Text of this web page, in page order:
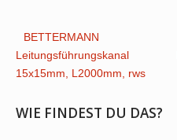
Post
navigation
BETTERMANN
Leitungsführungskanal
15x15mm, L2000mm, rws
WIE FINDEST DU DAS?